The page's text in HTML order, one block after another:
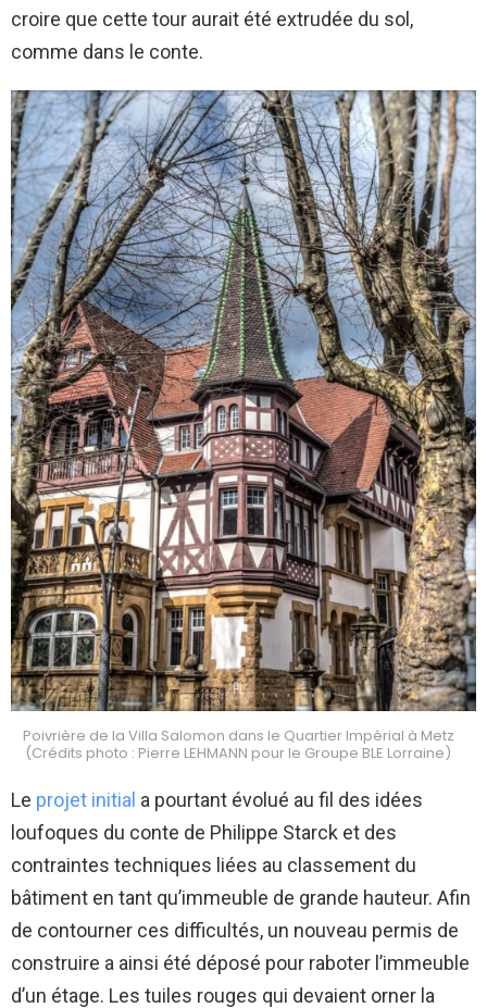
croire que cette tour aurait été extrudée du sol,
comme dans le conte.
Poivrière de la Villa Salomon dans le Quartier Impérial à Metz
(Crédits photo : Pierre LEHMANN pour le Groupe BLE Lorraine)
Le projet initial a pourtant évolué au fil des idées
loufoques du conte de Philippe Starck et des
contraintes techniques liées au classement du
bâtiment en tant qu’immeuble de grande hauteur. Afin
de contourner ces difficultés, un nouveau permis de
construire a ainsi été déposé pour raboter l’immeuble
d’un étage. Les tuiles rouges qui devaient orner la